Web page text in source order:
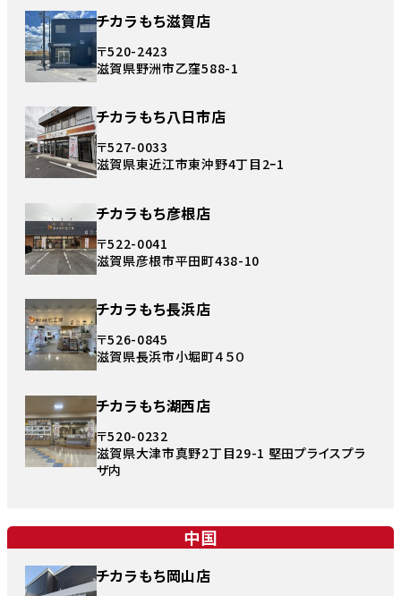
チカラもち滋賀店
〒520-2423
滋賀県野洲市乙窪588-1
チカラもち八日市店
〒527-0033
滋賀県東近江市東沖野4丁目2ｰ1
チカラもち彦根店
〒522-0041
滋賀県彦根市平田町438-10
チカラもち長浜店
〒526-0845
滋賀県長浜市小堀町４５０
チカラもち湖西店
〒520-0232
滋賀県大津市真野2丁目29-1 堅田プライスプラ
ザ内
中国
チカラもち岡山店